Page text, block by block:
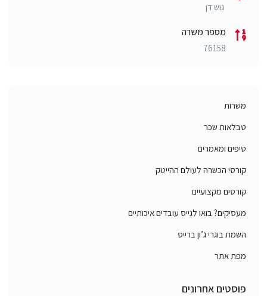
גוש דן
מספר משרה
76158
משרות
טבלאות שכר
טיפים ומאמרים
קורסי הכשרה לעולם ההייטק
קורסים מקצועיים
מעסיקים? בואו לגייס עובדים איכותיים
השמת בוגרי ג’ון ברייס
מפת אתר
פוסטים אחרונים